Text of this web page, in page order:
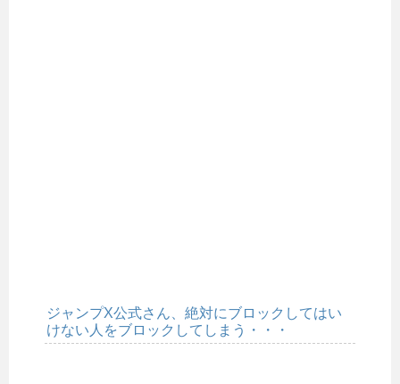
ジャンプX公式さん、絶対にブロックしてはい
けない人をブロックしてしまう・・・